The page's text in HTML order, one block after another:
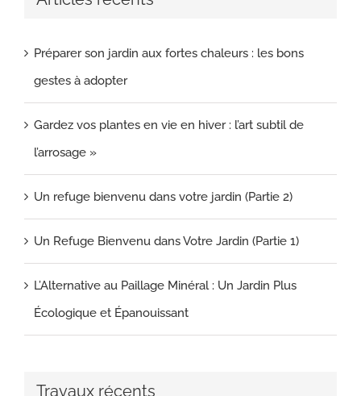
Préparer son jardin aux fortes chaleurs : les bons
gestes à adopter
Gardez vos plantes en vie en hiver : l’art subtil de
l’arrosage »
Un refuge bienvenu dans votre jardin (Partie 2)
Un Refuge Bienvenu dans Votre Jardin (Partie 1)
L’Alternative au Paillage Minéral : Un Jardin Plus
Écologique et Épanouissant
Travaux récents